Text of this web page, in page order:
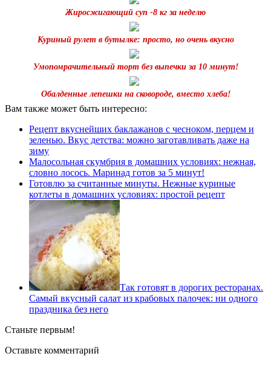
Жиросжигающий суп -8 кг за неделю
Куриный рулет в бутылке: просто, но очень вкусно
Умопомрачительный торт без выпечки за 10 минут!
Обалденные лепешки на сковороде, вместо хлеба!
Вам также может быть интересно:
Рецепт вкуснейших баклажанов с чесноком, перцем и
зеленью. Вкус детства: можно заготавливать даже на
зиму
Малосольная скумбрия в домашних условиях: нежная,
словно лосось. Маринад готов за 5 минут!
Готовлю за считанные минуты. Нежные куриные
котлеты в домашних условиях: простой рецепт
Так готовят в дорогих ресторанах.
Самый вкусный салат из крабовых палочек: ни одного
праздника без него
Станьте первым!
Оставьте комментарий